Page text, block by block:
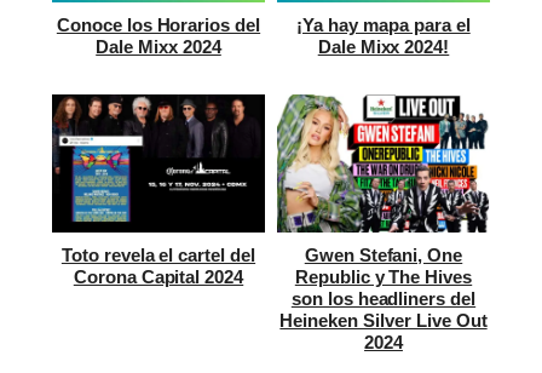
Conoce los Horarios del
Dale Mixx 2024
¡Ya hay mapa para el
Dale Mixx 2024!
Toto revela el cartel del
Corona Capital 2024
Gwen Stefani, One
Republic y The Hives
son los headliners del
Heineken Silver Live Out
2024